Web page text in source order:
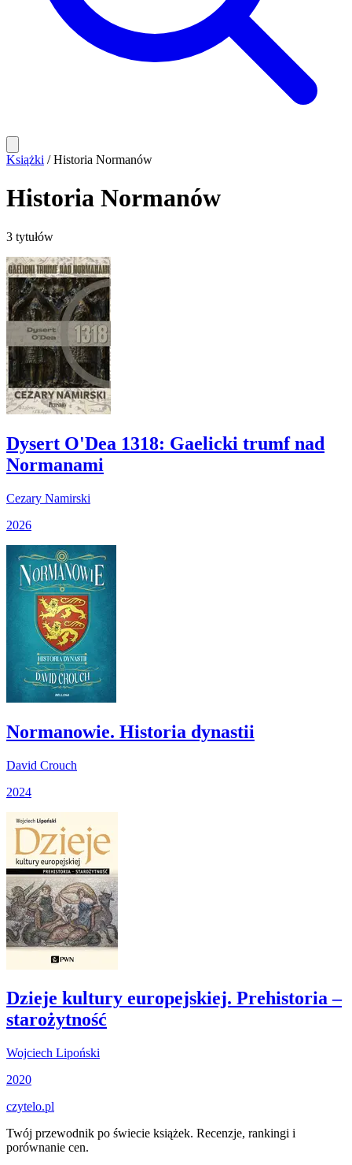
Książki / Historia Normanów
Historia Normanów
3 tytułów
Dysert O'Dea 1318: Gaelicki trumf nad
Normanami
Cezary Namirski
2026
Normanowie. Historia dynastii
David Crouch
2024
Dzieje kultury europejskiej. Prehistoria –
starożytność
Wojciech Lipoński
2020
czytelo.pl
Twój przewodnik po świecie książek. Recenzje, rankingi i
porównanie cen.